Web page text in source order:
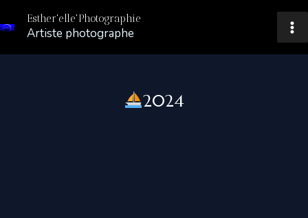
Aller
au
contenu
Esther'elle'Photographie
Artiste photographe
2024